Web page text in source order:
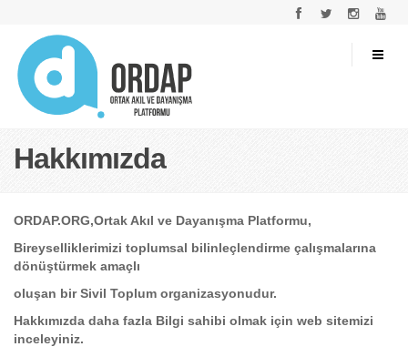
Hakkımızda
ORDAP.ORG,Ortak Akıl ve Dayanışma Platformu,
Bireyselliklerimizi toplumsal bilinleçlendirme çalışmalarına
dönüştürmek amaçlı
oluşan bir Sivil Toplum organizasyonudur.
Hakkımızda daha fazla Bilgi sahibi olmak için web sitemizi
inceleyiniz.